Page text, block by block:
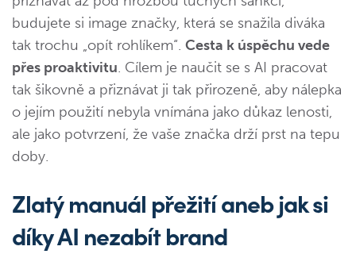
budujete si image značky, která se snažila diváka
tak trochu „opít rohlíkem“. Cesta k úspěchu vede
přes proaktivitu. Cílem je naučit se s AI pracovat
tak šikovně a přiznávat ji tak přirozeně, aby nálepka
o jejím použití nebyla vnímána jako důkaz lenosti,
ale jako potvrzení, že vaše značka drží prst na tepu
doby.
Zlatý manuál přežití aneb jak si
díky AI nezabít brand